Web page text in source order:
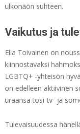
ulkonäön suhteen.
Vaikutus ja
Ella Toivainen on
kiinnostavaksi
LGBTQ+ -yhteisön
on edelleen aktiivinen
uraansa tosi-tv- ja
Tulevaisuudessa